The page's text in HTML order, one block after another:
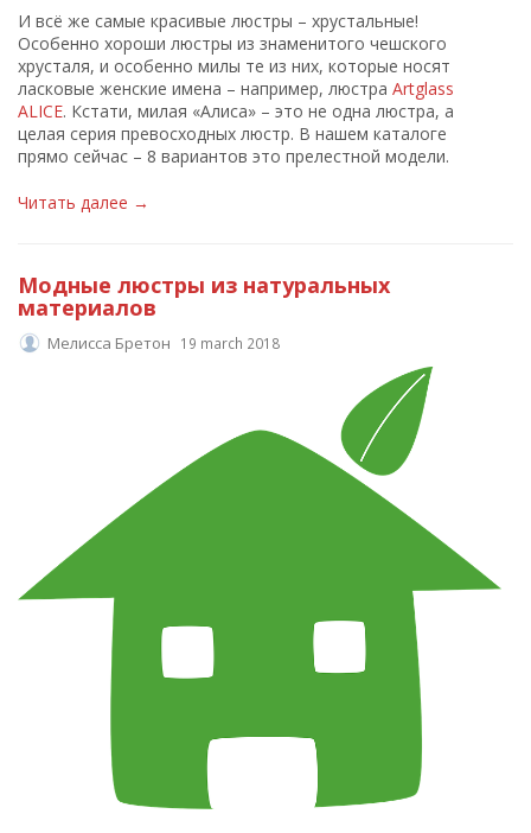
И всё же самые красивые люстры – хрустальные!
Особенно хороши люстры из знаменитого чешского
хрусталя, и особенно милы те из них, которые носят
ласковые женские имена – например, люстра Artglass
ALICE. Кстати, милая «Алиса» – это не одна люстра, а
целая серия превосходных люстр. В нашем каталоге
прямо сейчас – 8 вариантов это прелестной модели.
Читать далее →
Модные люстры из натуральных
материалов
Мелисса Бретон 19 march 2018